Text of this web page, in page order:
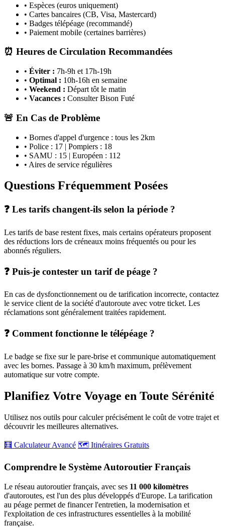
• Espèces (euros uniquement)
• Cartes bancaires (CB, Visa, Mastercard)
• Badges télépéage (recommandé)
• Paiement mobile (certaines barrières)
⏰ Heures de Circulation Recommandées
• Éviter : 7h-9h et 17h-19h
• Optimal : 10h-16h en semaine
• Weekend : Départ tôt le matin
• Vacances : Consulter Bison Futé
🚨 En Cas de Problème
• Bornes d'appel d'urgence : tous les 2km
• Police : 17 | Pompiers : 18
• SAMU : 15 | Européen : 112
• Aires de service régulières
Questions Fréquemment Posées
❓ Les tarifs changent-ils selon la période ?
Les tarifs de base restent fixes, mais certains opérateurs proposent
des réductions lors de créneaux moins fréquentés ou pour les
abonnés réguliers.
❓ Puis-je contester un tarif de péage ?
En cas de dysfonctionnement ou de tarification incorrecte, contactez
le service client de la société d'autoroute avec votre ticket. Les
réclamations sont généralement traitées rapidement.
❓ Comment fonctionne le télépéage ?
Le badge se fixe sur le pare-brise et communique automatiquement
avec les bornes. Passage à 30 km/h maximum, prélèvement
automatique sur votre compte.
Planifiez Votre Voyage en Toute Sérénité
Utilisez nos outils pour calculer précisément le coût de votre trajet et
découvrir les meilleures alternatives.
🧮 Calculateur Avancé 🗺️ Itinéraires Gratuits
Comprendre le Système Autoroutier Français
Le réseau autoroutier français, avec ses 11 000 kilomètres
d'autoroutes, est l'un des plus développés d'Europe. La tarification
au péage permet de financer l'entretien, la modernisation et
l'exploitation de ces infrastructures essentielles à la mobilité
française.